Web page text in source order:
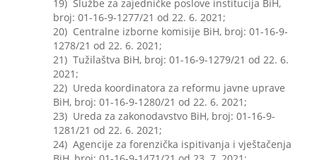
19) Službe za zajedničke poslove institucija BiH,
broj: 01-16-9-1277/21 od 22. 6. 2021;
20) Centralne izborne komisije BiH, broj: 01-16-9-
1278/21 od 22. 6. 2021;
21) Tužilaštva BiH, broj: 01-16-9-1279/21 od 22. 6.
2021;
22) Ureda koordinatora za reformu javne uprave
BiH, broj: 01-16-9-1280/21 od 22. 6. 2021;
23) Ureda za zakonodavstvo BiH, broj: 01-16-9-
1281/21 od 22. 6. 2021;
24) Agencije za forenzička ispitivanja i vještačenja